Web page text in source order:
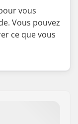
vous
Vous pouvez
ce que vous